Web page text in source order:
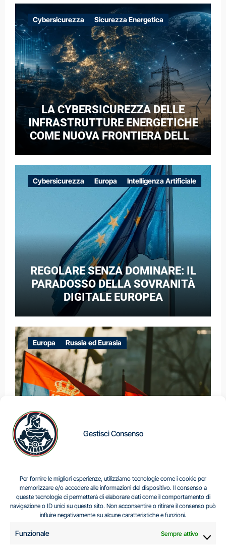
Gestisci Consenso
Per fornire le migliori esperienze, utilizziamo tecnologie come i cookie per
memorizzare e/o accedere alle informazioni del dispositivo. Il consenso a
queste tecnologie ci permetterà di elaborare dati come il comportamento di
navigazione o ID unici su questo sito. Non acconsentire o ritirare il consenso può
influire negativamente su alcune caratteristiche e funzioni.
Funzionale Sempre attivo
Cybersicurezza Sicurezza Energetica
LA CYBERSICUREZZA DELLE
INFRASTRUTTURE ENERGETICHE
COME NUOVA FRONTIERA DELLA
CASO DELLE RETI ELETTRICHE
EUROPEE NEL CONTESTO DELLA
GUERRA IBRIDA
Cybersicurezza Europa Intelligenza Artificiale
REGOLARE SENZA DOMINARE: IL
PARADOSSO DELLA SOVRANITÀ
DIGITALE EUROPEA
Europa Russia ed Eurasia
Centro Analisi e Studi Italus © Tutti i diritti riservati